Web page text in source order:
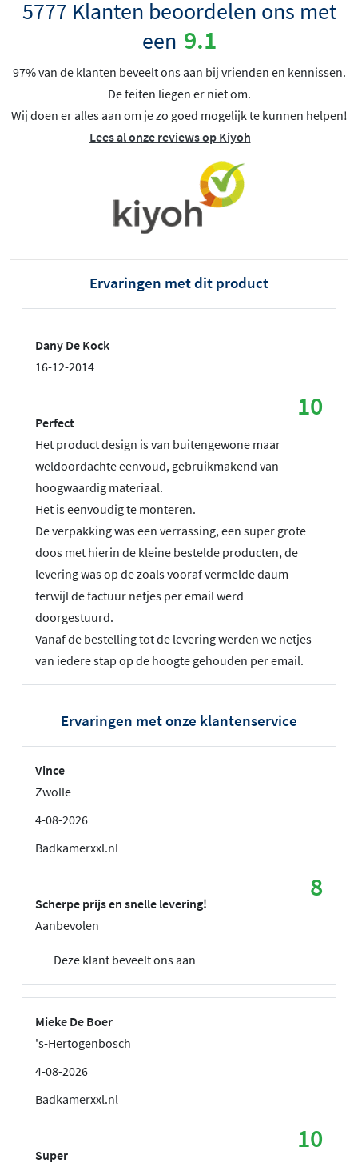
5777 Klanten beoordelen ons met
een 9.1
97% van de klanten beveelt ons aan bij vrienden en kennissen.
De feiten liegen er niet om.
Wij doen er alles aan om je zo goed mogelijk te kunnen helpen!
Lees al onze reviews op Kiyoh
Ervaringen met dit product
Dany De Kock
16-12-2014
10
Perfect
Het product design is van buitengewone maar
weldoordachte eenvoud, gebruikmakend van
hoogwaardig materiaal.
Het is eenvoudig te monteren.
De verpakking was een verrassing, een super grote
doos met hierin de kleine bestelde producten, de
levering was op de zoals vooraf vermelde daum
terwijl de factuur netjes per email werd
doorgestuurd.
Vanaf de bestelling tot de levering werden we netjes
van iedere stap op de hoogte gehouden per email.
Ervaringen met onze klantenservice
Vince
Zwolle
4-08-2026
Badkamerxxl.nl
8
Scherpe prijs en snelle levering!
Aanbevolen
Deze klant beveelt ons aan
Mieke De Boer
's-Hertogenbosch
4-08-2026
Badkamerxxl.nl
10
Super